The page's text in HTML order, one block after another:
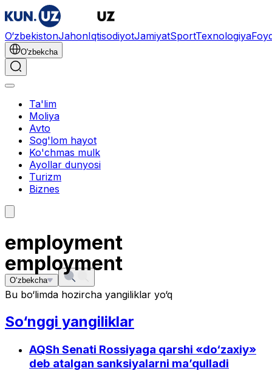
O‘zbekistonJahonIqtisodiyotJamiyatSportTexnologiya
O'zbekcha
Ta'lim
Moliya
Avto
Sog'lom hayot
Ko'chmas mulk
Ayollar dunyosi
Turizm
Biznes
employment
O‘zbekcha
employment
Bu bo‘limda hozircha yangiliklar yo‘q
So‘nggi yangiliklar
AQSh Senati Rossiyaga qarshi «do‘zaxiy»
deb atalgan sanksiyalarni ma’qulladi